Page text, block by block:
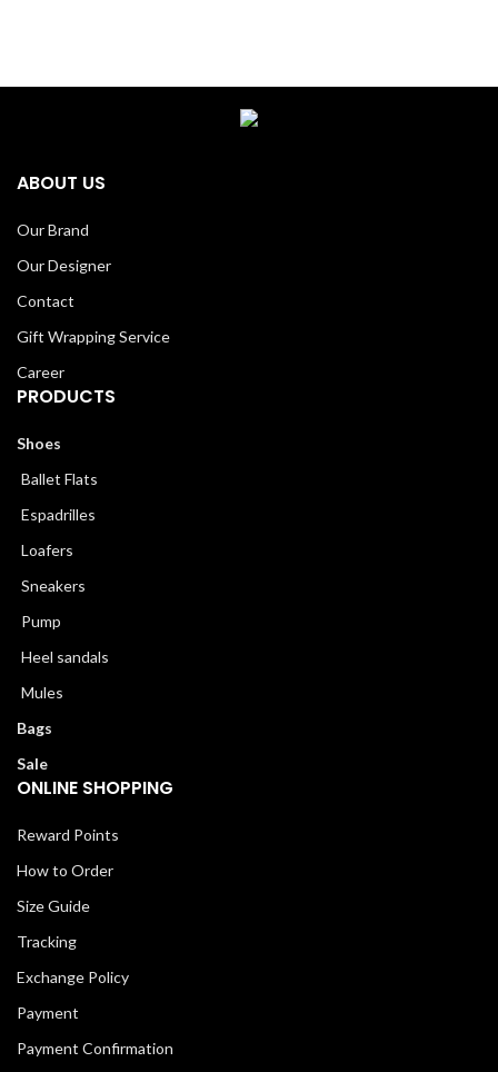
ABOUT US
Our Brand
Our Designer
Contact
Gift Wrapping Service
Career
PRODUCTS
Shoes
Ballet Flats
Espadrilles
Loafers
Sneakers
Pump
Heel sandals
Mules
Bags
Sale
ONLINE SHOPPING
Reward Points
How to Order
Size Guide
Tracking
Exchange Policy
Payment
Payment Confirmation